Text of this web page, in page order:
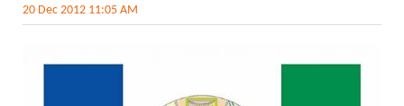
20 Dec 2012 11:05 AM